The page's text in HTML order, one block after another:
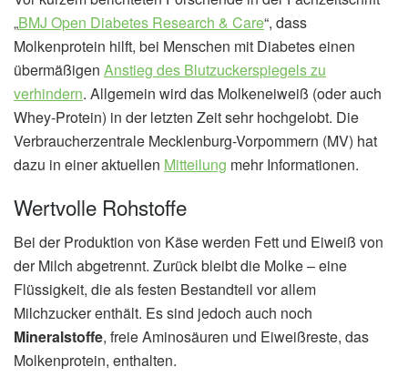
„BMJ Open Diabetes Research & Care“, dass
Molkenprotein hilft, bei Menschen mit Diabetes einen
übermäßigen Anstieg des Blutzuckerspiegels zu
verhindern. Allgemein wird das Molkeneiweiß (oder auch
Whey-Protein) in der letzten Zeit sehr hochgelobt. Die
Verbraucherzentrale Mecklenburg-Vorpommern (MV) hat
dazu in einer aktuellen Mitteilung mehr Informationen.
Wertvolle Rohstoffe
Bei der Produktion von Käse werden Fett und Eiweiß von
der Milch abgetrennt. Zurück bleibt die Molke – eine
Flüssigkeit, die als festen Bestandteil vor allem
Milchzucker enthält. Es sind jedoch auch noch
Mineralstoffe, freie Aminosäuren und Eiweißreste, das
Molkenprotein, enthalten.